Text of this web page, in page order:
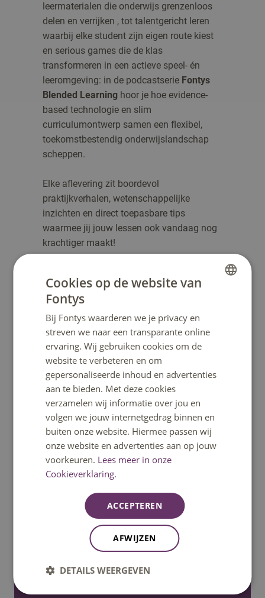
leermaterialen die onderwijs grenzenloos
delen en verrijken , tot talentgericht leren
waarbij elke student zijn eigen route kiest
en serious games die de klas
transformeren in een actieve speel- én
leeromgeving: in de podcastserie Fontys
Blended Learning hoor je hoe evidence-
based technologie en slim
curriculumontwerp samen een flexibel,
toekomstbestendig onderwijslandschap
scheppen.
Elke aflevering zit boordevol
praktijkverhalen, wetenschappelijke
inzichten en direct toepasbare tips
waarmee jij jouw lessen ook vandaag nog
krachtiger maakt!
Heb je een vraag?
Het klantcontactcentrum helpt je graag verder.
Bereikbaar op ma t/m vrij 08:30u – 17:00u uur.
Telefonisch bereikbaar tot 12:30u.
Bel: 08850 80000
WhatsApp
Stuur een mail
Cookies op de website van
Fontys
Bij Fontys waarderen we je privacy en
streven we naar een transparante online
ervaring. Wij gebruiken cookies om de
website te verbeteren en om
gepersonaliseerde inhoud en advertenties
aan te bieden. Met deze cookies
verzamelen wij informatie over jou en
volgen we jouw internetgedrag binnen en
buiten onze website. Hiermee passen wij
onze website en advertenties aan op jouw
voorkeuren. Lees meer in onze
Cookieverklaring.
ACCEPTEREN
AFWIJZEN
DETAILS WEERGEVEN